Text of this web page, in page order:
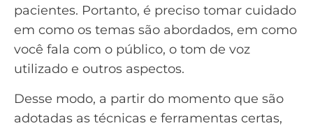
pacientes. Portanto, é preciso tomar cuidado
em como os temas são abordados, em como
você fala com o público, o tom de voz
utilizado e outros aspectos.
Desse modo, a partir do momento que são
adotadas as técnicas e ferramentas certas,